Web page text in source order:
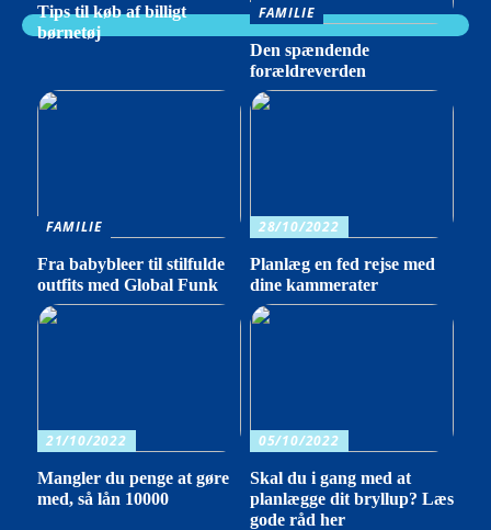
Tips til køb af billigt
børnetøj
FAMILIE
Den spændende
forældreverden
FAMILIE
Fra babybleer til stilfulde
outfits med Global Funk
28/10/2022
Planlæg en fed rejse med
dine kammerater
21/10/2022
Mangler du penge at gøre
med, så lån 10000
05/10/2022
Skal du i gang med at
planlægge dit bryllup? Læs
gode råd her